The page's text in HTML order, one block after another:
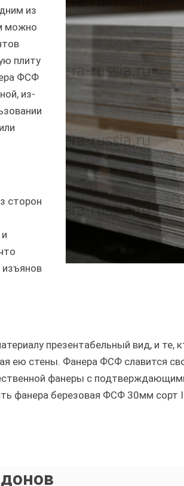
из
можно
плиту
ФСФ
из-
сторон
изъянов
презентабельный вид, и те,
ею стены. Фанера ФСФ славится
фанеры с
фанера березовая ФСФ 30мм